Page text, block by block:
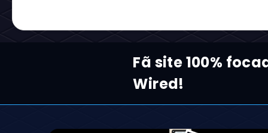
Fã site 100%
Wired!